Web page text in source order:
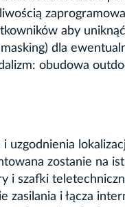
aby
dla
obudowa
uzgodnienia
zostanie na
i szafki
zasilania i łącza